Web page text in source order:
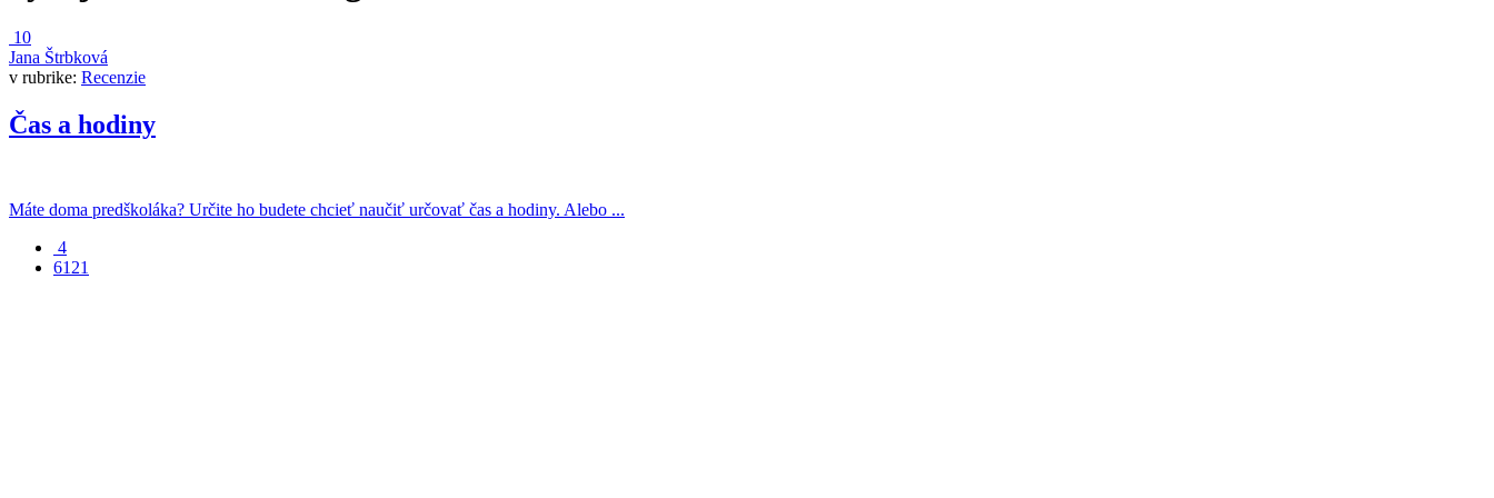
10
Jana Štrbková
v rubrike: Recenzie
Čas a hodiny
Máte doma predškoláka? Určite ho budete chcieť naučiť určovať čas a hodiny. Alebo ...
4
6121